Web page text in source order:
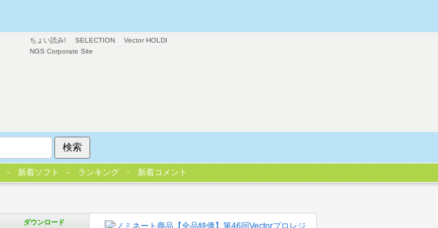
ダウンロード
ちょい読み! SELECTION
Vector HOLDI
NGS Corporate Site
新着ソフト ランキング 新着コメント